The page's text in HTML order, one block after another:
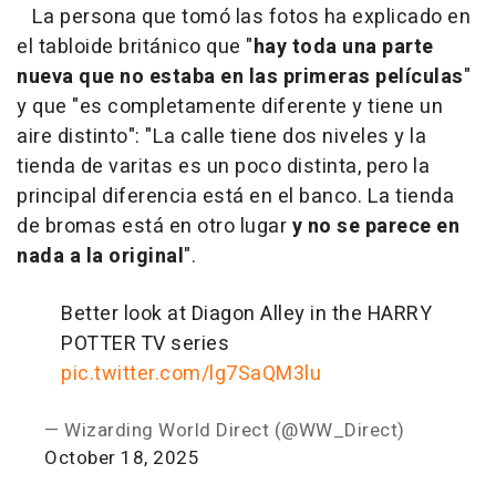
La persona que tomó las fotos ha explicado en
el tabloide británico que "hay toda una parte
nueva que no estaba en las primeras películas"
y que "es completamente diferente y tiene un
aire distinto": "La calle tiene dos niveles y la
tienda de varitas es un poco distinta, pero la
principal diferencia está en el banco. La tienda
de bromas está en otro lugary no se parece en
nada a la original".
Better look at Diagon Alley in the HARRY
POTTER TV series
pic.twitter.com/lg7SaQM3lu
— Wizarding World Direct (@WW_Direct)
October 18, 2025